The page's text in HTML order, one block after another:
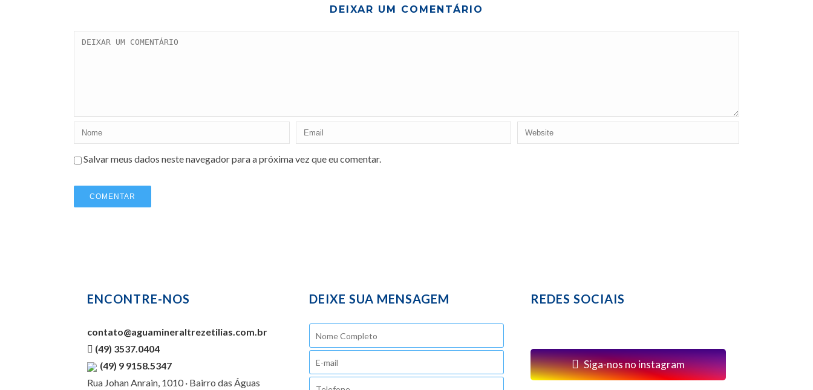
DEIXAR UM COMENTÁRIO
Salvar meus dados neste navegador para a próxima vez que eu comentar.
ENCONTRE-NOS
contato@aguamineraltrezetilias.com.br
(49) 3537.0404
(49) 9 9158.5347
Rua Johan Anrain, 1010 · Bairro das Águas
DEIXE SUA MENSAGEM REDES SOCIAIS
Siga-nos no instagram